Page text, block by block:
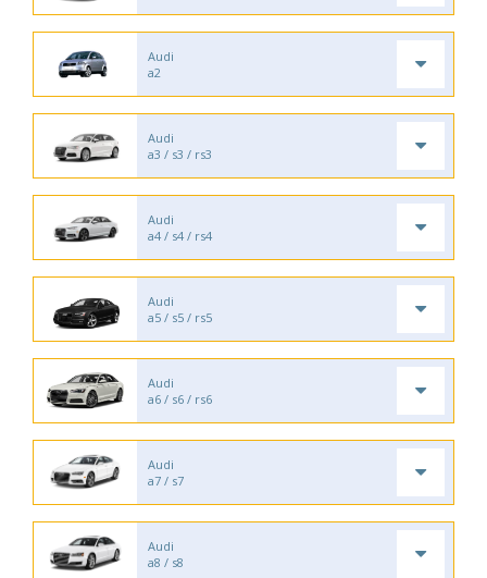
Audi
a2
Audi
a3 / s3 / rs3
Audi
a4 / s4 / rs4
Audi
a5 / s5 / rs5
Audi
a6 / s6 / rs6
Audi
a7 / s7
Audi
a8 / s8